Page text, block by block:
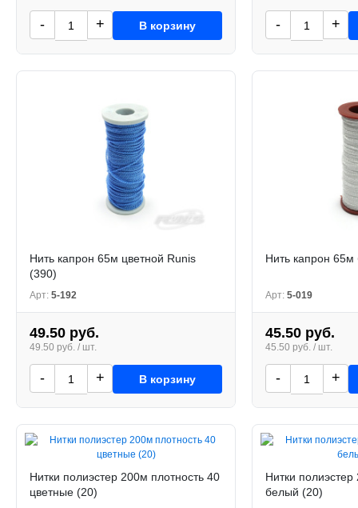
- + В корзину - +
Нить капрон 65м цветной Runis
(390)
Арт: 5-192
49.50 руб.
49.50 руб. / шт.
- + В корзину
Нить капрон
Арт: 5-019
45.50 руб.
45.50 руб. / шт.
- +
Нитки полиэстер 200м плотность 40
цветные (20)
Нитки
белый (20)